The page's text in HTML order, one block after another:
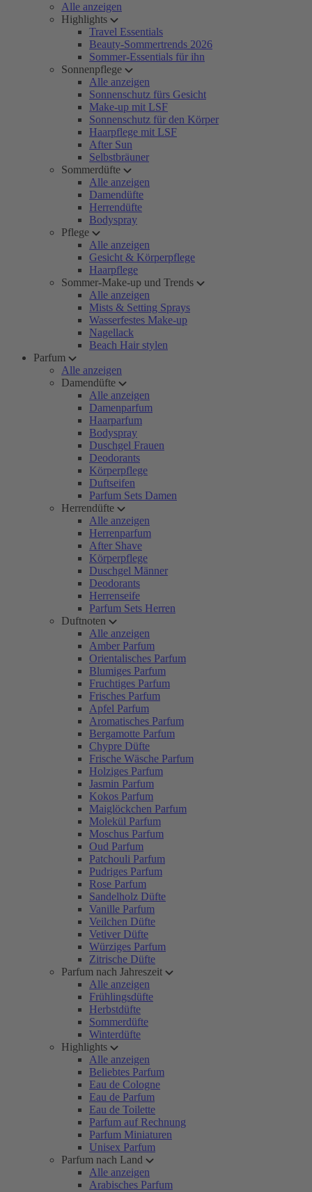
Alle anzeigen
Highlights
Travel Essentials
Beauty-Sommertrends 2026
Sommer-Essentials für ihn
Sonnenpflege
Alle anzeigen
Sonnenschutz fürs Gesicht
Make-up mit LSF
Sonnenschutz für den Körper
Haarpflege mit LSF
After Sun
Selbstbräuner
Sommerdüfte
Alle anzeigen
Damendüfte
Herrendüfte
Bodyspray
Pflege
Alle anzeigen
Gesicht & Körperpflege
Haarpflege
Sommer-Make-up und Trends
Alle anzeigen
Mists & Setting Sprays
Wasserfestes Make-up
Nagellack
Beach Hair stylen
Parfum
Alle anzeigen
Damendüfte
Alle anzeigen
Damenparfum
Haarparfum
Bodyspray
Duschgel Frauen
Deodorants
Körperpflege
Duftseifen
Parfum Sets Damen
Herrendüfte
Alle anzeigen
Herrenparfum
After Shave
Körperpflege
Duschgel Männer
Deodorants
Herrenseife
Parfum Sets Herren
Duftnoten
Alle anzeigen
Amber Parfum
Orientalisches Parfum
Blumiges Parfum
Fruchtiges Parfum
Frisches Parfum
Apfel Parfum
Aromatisches Parfum
Bergamotte Parfum
Chypre Düfte
Frische Wäsche Parfum
Holziges Parfum
Jasmin Parfum
Kokos Parfum
Maiglöckchen Parfum
Molekül Parfum
Moschus Parfum
Oud Parfum
Patchouli Parfum
Pudriges Parfum
Rose Parfum
Sandelholz Düfte
Vanille Parfum
Veilchen Düfte
Vetiver Düfte
Würziges Parfum
Zitrische Düfte
Parfum nach Jahreszeit
Alle anzeigen
Frühlingsdüfte
Herbstdüfte
Sommerdüfte
Winterdüfte
Highlights
Alle anzeigen
Beliebtes Parfum
Eau de Cologne
Eau de Parfum
Eau de Toilette
Parfum auf Rechnung
Parfum Miniaturen
Unisex Parfum
Parfum nach Land
Alle anzeigen
Arabisches Parfum